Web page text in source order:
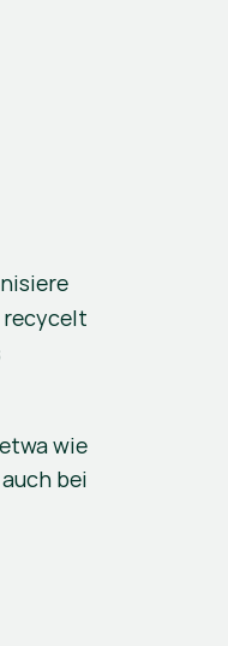
recycelt
wie
bei